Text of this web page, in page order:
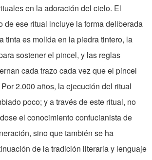
en la adoración del cielo. El
de ese ritual incluye la forma deliberada
tinta es molida en la piedra tintero, la
sostener el pincel, y las reglas
cada trazo cada vez que el pincel
2.000 años, la ejecución del ritual
poco; y a través de este ritual, no
el conocimiento confucianista de
sino que también se ha
de la tradición literaria y lenguaje